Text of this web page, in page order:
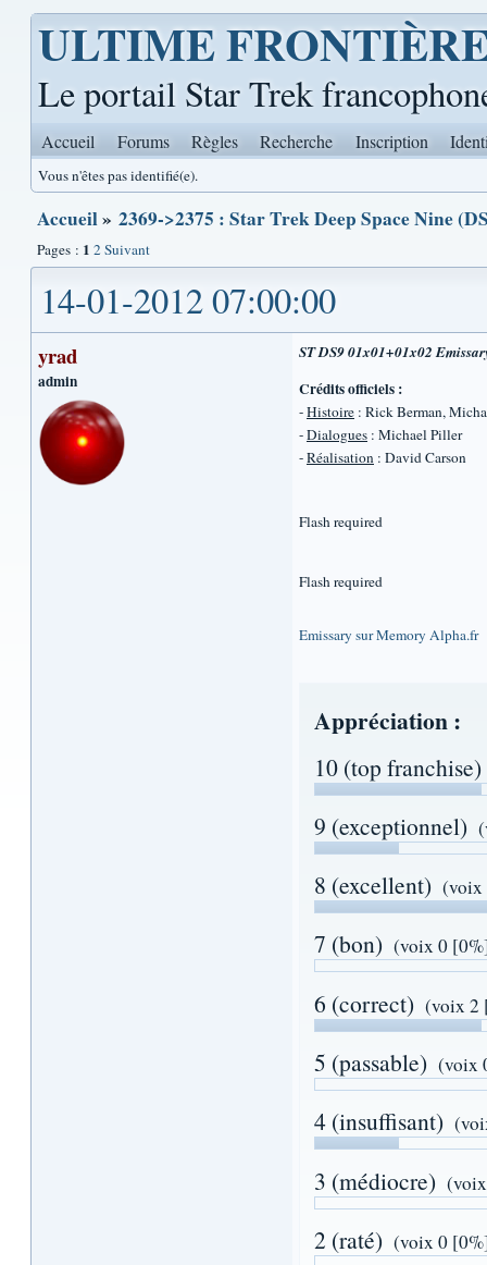
ULTIME
Le portail Star Trek
Accueil Forums Règles Recherche Inscription
Vous n'êtes pas identifié(e).
Accueil» 2369->2375 : Star Trek Deep Space Nine
Pages : 1 2Suivant
14-01-2012 07:00:00
yrad
admin
ST DS9 01x01+01x02
Crédits officiels :
-Histoire : Rick Berman,
-Dialogues : Michael Piller
-Réalisation : David Carson
Flash required
Flash required
Emissary sur Memory Alpha.fr
Appréciation :
10 (top franchise)
9 (exceptionnel)
8 (excellent) (voix
7 (bon) (voix 0
6 (correct) (voix 2
5 (passable) (voix
4 (insuffisant)
3 (médiocre)
2 (raté) (voix 0